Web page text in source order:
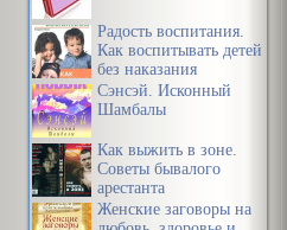
Радость воспитания.
Как воспитывать детей
без наказания
Сэнсэй. Исконный
Шамбалы
Как выжить в зоне.
Советы бывалого
арестанта
Женские заговоры на